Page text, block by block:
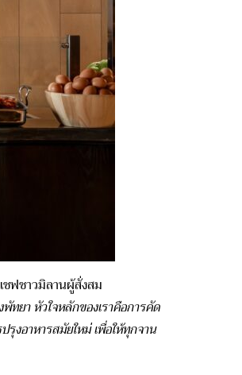
เชฟชาวมิลานผู้สั่งสม
ทยา หัวใจหลักของเราคือการคัด
งอาหารสมัยใหม่ เพื่อให้ทุกจาน